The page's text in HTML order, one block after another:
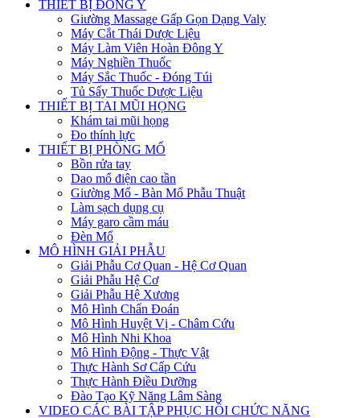
THIẾT BỊ ĐÔNG Y
Giường Massage Gấp Gọn Dạng Valy
Máy Cắt Thái Dược Liệu
Máy Làm Viên Hoàn Đông Y
Máy Nghiền Thuốc
Máy Sắc Thuốc - Đóng Túi
Tủ Sấy Thuốc Dược Liệu
THIẾT BỊ TAI MŨI HỌNG
Khám tai mũi họng
Đo thính lực
THIẾT BỊ PHÒNG MỔ
Bồn rửa tay
Dao mổ điện cao tần
Giường Mổ - Bàn Mổ Phẫu Thuật
Làm sạch dụng cụ
Máy garo cầm máu
Đèn Mổ
MÔ HÌNH GIẢI PHẪU
Giải Phẫu Cơ Quan - Hệ Cơ Quan
Giải Phẫu Hệ Cơ
Giải Phẫu Hệ Xương
Mô Hình Chẩn Đoán
Mô Hình Huyệt Vị - Châm Cứu
Mô Hình Nhi Khoa
Mô Hình Động - Thực Vật
Thực Hành Sơ Cấp Cứu
Thực Hành Điều Dưỡng
Đào Tạo Kỹ Năng Lâm Sàng
VIDEO CÁC BÀI TẬP PHỤC HỒI CHỨC NĂNG